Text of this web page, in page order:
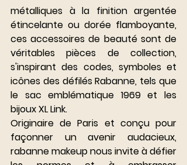
métalliques à la finition argentée
étincelante ou dorée flamboyante,
ces accessoires de beauté sont de
véritables pièces de collection,
s'inspirant des codes, symboles et
icônes des défilés Rabanne, tels que
le sac emblématique 1969 et les
bijoux XL Link.
Originaire de Paris et conçu pour
façonner un avenir audacieux,
rabanne makeup nous invite à défier